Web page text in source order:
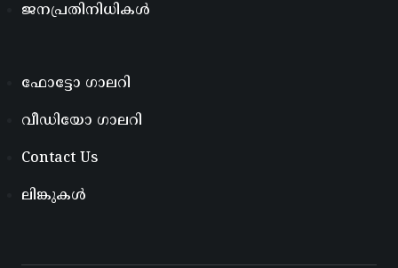
ജനപ്രതിനിധികൾ
ഫോട്ടോ ഗാലറി
വീഡിയോ ഗാലറി
Contact Us
ലിങ്കുകൾ